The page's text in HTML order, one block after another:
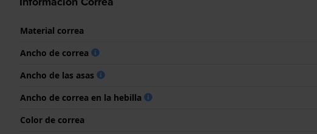
Material correa
Ancho de correa
Ancho de las asas
Ancho de correa en la hebilla
Color de correa